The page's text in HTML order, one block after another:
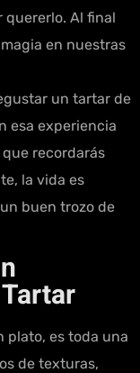
quererlo. Al final
en nuestras
un tartar de
esa experiencia
recordarás
la vida es
buen trozo de
plato, es toda una
de texturas,